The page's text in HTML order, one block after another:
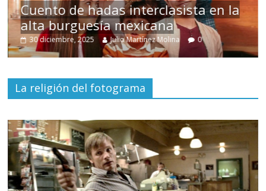
Cuento de hadas interclasista en la
alta burguesía mexicana
30 diciembre, 2025 Julio Martínez Molina 0
La religión del fotograma